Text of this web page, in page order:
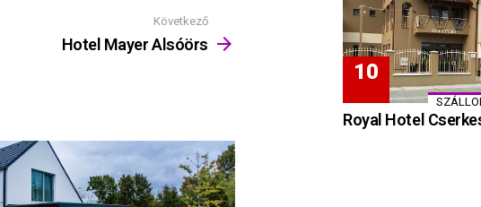
Következő
Hotel Mayer Alsóörs
Royal Hotel